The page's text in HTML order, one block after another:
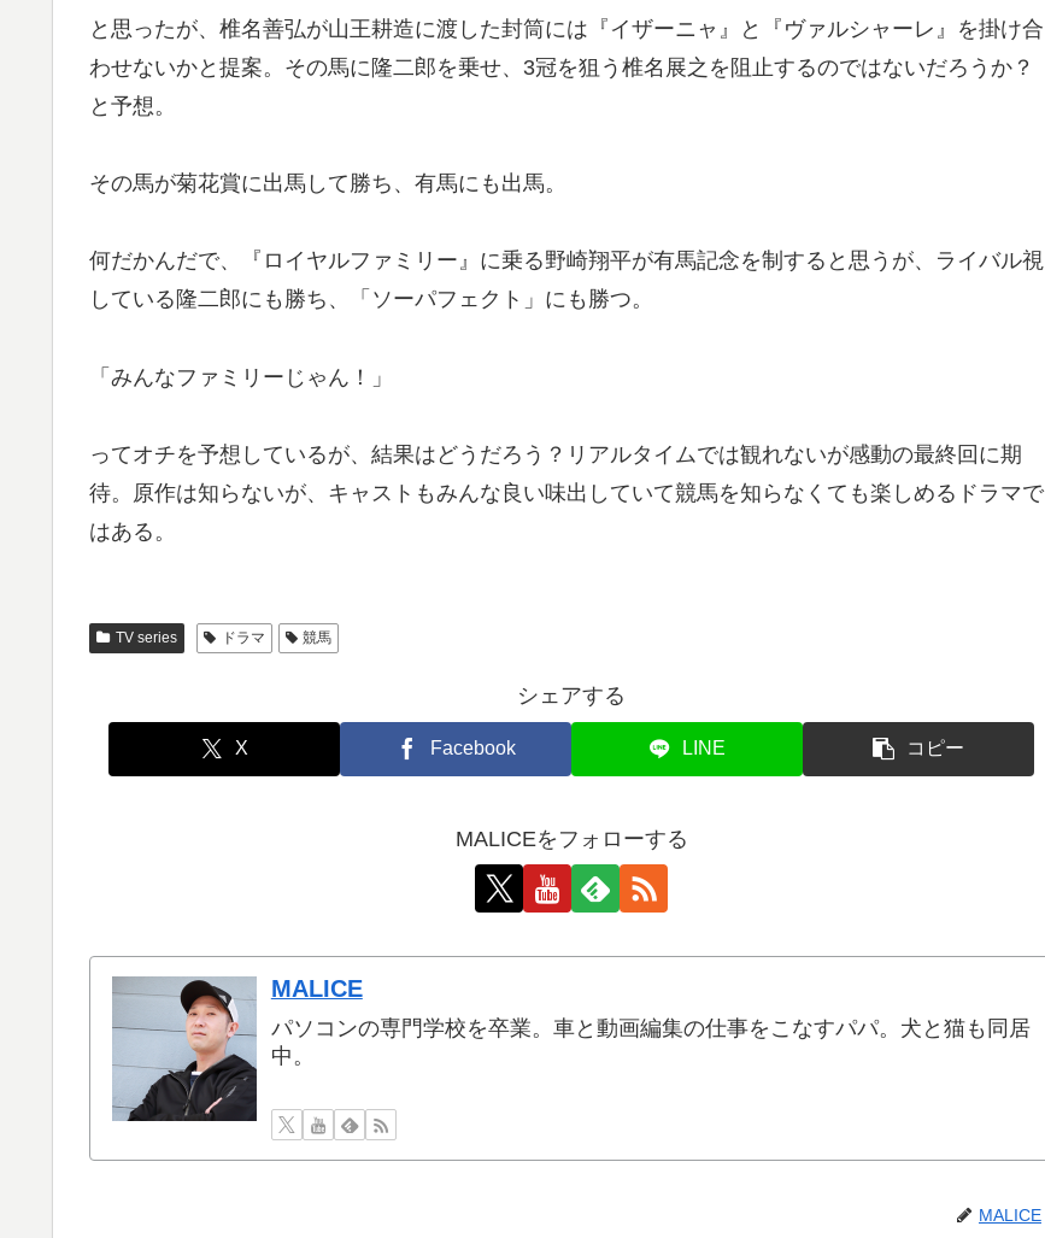
と思ったが、椎名善弘が山王耕造に渡した封筒には『イザーニャ』と『ヴァルシャーレ』を掛け合
わせないかと提案。その馬に隆二郎を乗せ、3冠を狙う椎名展之を阻止するのではないだろうか？
と予想。
その馬が菊花賞に出馬して勝ち、有馬にも出馬。
何だかんだで、『ロイヤルファミリー』に乗る野崎翔平が有馬記念を制すると思うが、ライバル視
している隆二郎にも勝ち、「ソーパフェクト」にも勝つ。
「みんなファミリーじゃん！」
ってオチを予想しているが、結果はどうだろう？リアルタイムでは観れないが感動の最終回に期
待。原作は知らないが、キャストもみんな良い味出していて競馬を知らなくても楽しめるドラマで
はある。
TV series ドラマ 競馬
シェアする
X Facebook LINE コピー
MALICEをフォローする
MALICE
パソコンの専門学校を卒業。車と動画編集の仕事をこなすパパ。犬と猫も同居
中。
MALICE